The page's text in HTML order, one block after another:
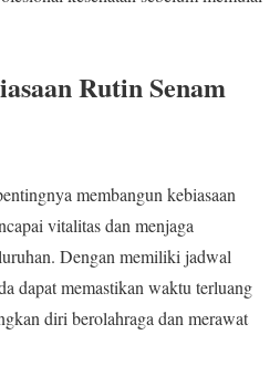
Rutin Senam
membangun kebiasaan
vitalitas dan menjaga
Dengan memiliki jadwal
dapat memastikan waktu terluang
diri berolahraga dan merawat